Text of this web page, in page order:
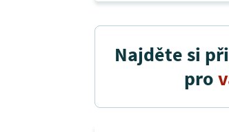
Najděte si
pro